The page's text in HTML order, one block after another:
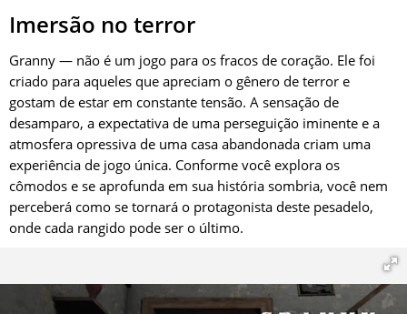
Imersão no terror
Granny — não é um jogo para os fracos de coração. Ele foi
criado para aqueles que apreciam o gênero de terror e
gostam de estar em constante tensão. A sensação de
desamparo, a expectativa de uma perseguição iminente e a
atmosfera opressiva de uma casa abandonada criam uma
experiência de jogo única. Conforme você explora os
cômodos e se aprofunda em sua história sombria, você nem
perceberá como se tornará o protagonista deste pesadelo,
onde cada rangido pode ser o último.